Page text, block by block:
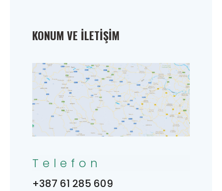
KONUM VE İLETIŞIM
Telefon
+387 61 285 609